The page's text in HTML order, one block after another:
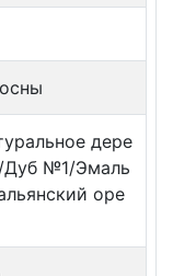
дере
Дуб №1/Эмаль
оре